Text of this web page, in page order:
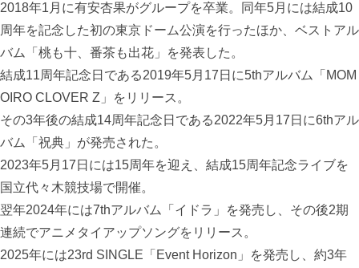
2018年1月に有安杏果がグループを卒業。同年5月には結成10
周年を記念した初の東京ドーム公演を行ったほか、ベストアル
バム「桃も十、番茶も出花」を発表した。
結成11周年記念日である2019年5月17日に5thアルバム「MOM
OIRO CLOVER Z」をリリース。
その3年後の結成14周年記念日である2022年5月17日に6thアル
バム「祝典」が発売された。
2023年5月17日には15周年を迎え、結成15周年記念ライブを
国立代々木競技場で開催。
翌年2024年には7thアルバム「イドラ」を発売し、その後2期
連続でアニメタイアップソングをリリース。
2025年には23rd SINGLE「Event Horizon」を発売し、約3年